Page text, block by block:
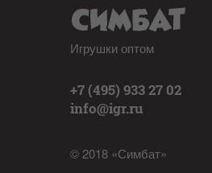
Игрушки оптом
+7 (495) 933 27 02
info@igr.ru
© 2018 «Симбат»